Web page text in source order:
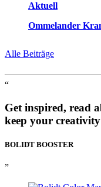
Aktuell
Ommelander
Alle Beiträge
“
Get inspired, read
keep your
BOLIDT BOOSTER
”